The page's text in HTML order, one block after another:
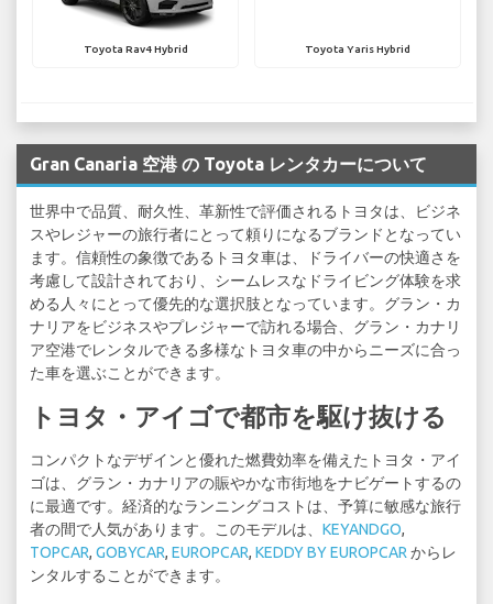
Toyota Rav4 Hybrid Toyota Yaris Hybrid
Gran Canaria 空港 の Toyota レンタカーについて
世界中で品質、耐久性、革新性で評価されるトヨタは、ビジネ
スやレジャーの旅行者にとって頼りになるブランドとなってい
ます。信頼性の象徴であるトヨタ車は、ドライバーの快適さを
考慮して設計されており、シームレスなドライビング体験を求
める人々にとって優先的な選択肢となっています。グラン・カ
ナリアをビジネスやプレジャーで訪れる場合、グラン・カナリ
ア空港でレンタルできる多様なトヨタ車の中からニーズに合っ
た車を選ぶことができます。
トヨタ・アイゴで都市を駆け抜ける
コンパクトなデザインと優れた燃費効率を備えたトヨタ・アイ
ゴは、グラン・カナリアの賑やかな市街地をナビゲートするの
に最適です。経済的なランニングコストは、予算に敏感な旅行
者の間で人気があります。このモデルは、 KEYANDGO,
TOPCAR, GOBYCAR, EUROPCAR, KEDDY BY EUROPCAR からレ
ンタルすることができます。